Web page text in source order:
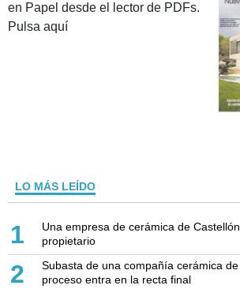
en Papel desde el lector de PDFs.
Pulsa aquí
LO MÁS LEÍDO
1
Una empresa de cerámica de
propietario
2
Subasta de una compañía cerámica
proceso entra en la recta final